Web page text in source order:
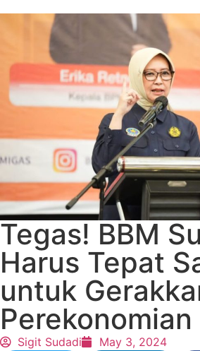
Tegas! BBM
Harus Tepat
untuk
Perekonomian
Sigit Sudadi May 3, 2024